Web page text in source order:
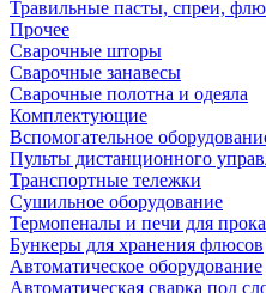
Травильные пасты, спреи,
Прочее
Сварочные шторы
Сварочные занавесы
Сварочные полотна и одеяла
Комплектующие
Вспомогательное
Пульты дистанционного
Транспортные тележки
Сушильное оборудование
Термопеналы и печи для
Бункеры для хранения флюсов
Автоматическое оборудование
Автоматическая сварка под